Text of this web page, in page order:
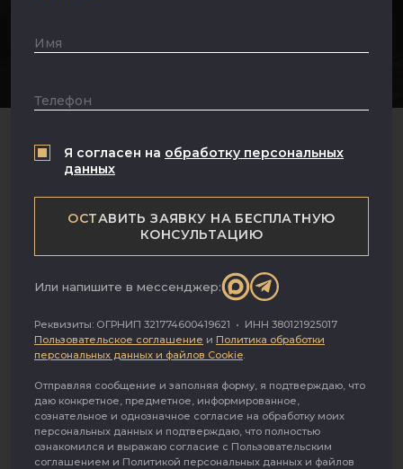
ТИП НЕДВИЖИМОСТИ
2 ЭТАЖНОСТЬ
ПЛОЩАДЬ
315 2
СТОИМОСТЬ
294 929 675 ₽
офис площадью 315 кв. м, расположенный
на 2 этаже офисного пространства
премиум-класса — «Дом Правды». Это
результат безупречной реставрации
исторического здания в стиле
конструктивизма. Архитектурный облик
Имя
Телефон
Я согласен на обработку персональных
данных
ОСТАВИТЬ ЗАЯВКУ НА БЕСПЛАТНУЮ
КОНСУЛЬТАЦИЮ
Или напишите в мессенджер:
Реквизиты: ОГРНИП 321774600419621 • ИНН 380121925017
Пользовательское соглашение и Политика обработки
персональных данных и файлов Cookie.
Отправляя сообщение и заполняя форму, я подтверждаю, что
даю конкретное, предметное, информированное,
сознательное и однозначное согласие на обработку моих
персональных данных и подтверждаю, что полностью
ознакомился и выражаю согласие с Пользовательским
соглашением и Политикой персональных данных и файлов